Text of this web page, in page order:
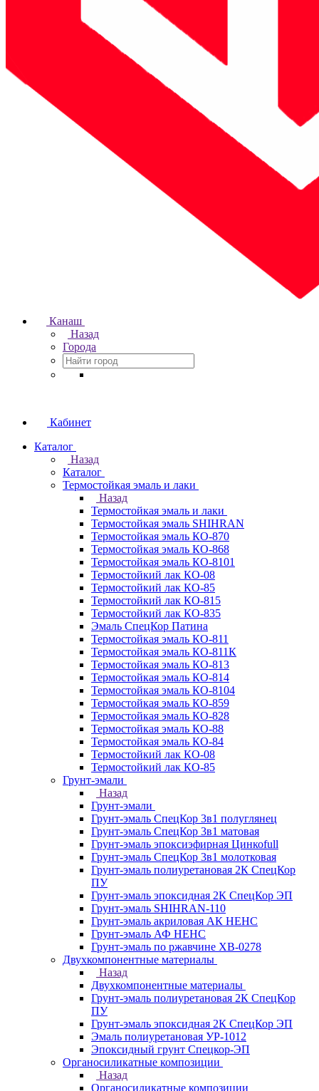
Канаш
Назад
Города
Кабинет
Каталог
Назад
Каталог
Термостойкая эмаль и лаки
Назад
Термостойкая эмаль и лаки
Термостойкая эмаль SHIHRAN
Термостойкая эмаль КО-870
Термостойкая эмаль КО-868
Термостойкая эмаль КО-8101
Термостойкий лак КО-08
Термостойкий лак КО-85
Термостойкий лак КО-815
Термостойкий лак КО-835
Эмаль СпецКор Патина
Термостойкая эмаль КО-811
Термостойкая эмаль КО-811К
Термостойкая эмаль КО-813
Термостойкая эмаль КО-814
Термостойкая эмаль КО-8104
Термостойкая эмаль КО-859
Термостойкая эмаль КО-828
Термостойкая эмаль КО-88
Термостойкая эмаль КО-84
Термостойкий лак КО-08
Термостойкий лак КО-85
Грунт-эмали
Назад
Грунт-эмали
Грунт-эмаль СпецКор 3в1 полуглянец
Грунт-эмаль СпецКор 3в1 матовая
Грунт-эмаль эпоксиэфирная Цинкоfull
Грунт-эмаль СпецКор 3в1 молотковая
Грунт-эмаль полиуретановая 2К СпецКор
ПУ
Грунт-эмаль эпоксидная 2К СпецКор ЭП
Грунт-эмаль SHIHRAN-110
Грунт-эмаль акриловая АК НЕНС
Грунт-эмаль АФ НЕНС
Грунт-эмаль по ржавчине ХВ-0278
Двухкомпонентные материалы
Назад
Двухкомпонентные материалы
Грунт-эмаль полиуретановая 2К СпецКор
ПУ
Грунт-эмаль эпоксидная 2К СпецКор ЭП
Эмаль полиуретановая УР-1012
Эпоксидный грунт Спецкор-ЭП
Органосиликатные композиции
Назад
Органосиликатные композиции